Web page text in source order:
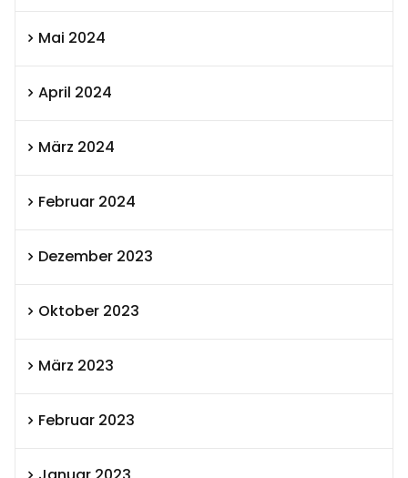
Mai 2024
April 2024
März 2024
Februar 2024
Dezember 2023
Oktober 2023
März 2023
Februar 2023